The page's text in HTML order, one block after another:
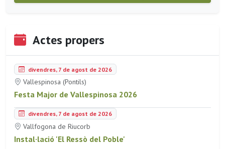
Actes propers
divendres, 7 de agost de 2026
Vallespinosa (Pontils)
Festa Major de Vallespinosa 2026
divendres, 7 de agost de 2026
Vallfogona de Riucorb
Instal·lació 'El Ressò del Poble'